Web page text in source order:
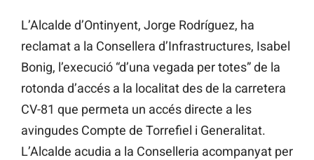
L’Alcalde d’Ontinyent, Jorge Rodríguez, ha
reclamat a la Consellera d’Infrastructures, Isabel
Bonig, l’execució “d’una vegada per totes” de la
rotonda d’accés a la localitat des de la carretera
CV-81 que permeta un accés directe a les
avingudes Compte de Torrefiel i Generalitat.
L’Alcalde acudia a la Conselleria acompanyat per